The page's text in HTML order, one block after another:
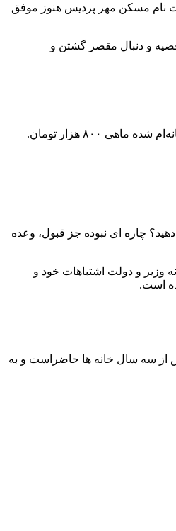
به جز حرف و حرافی چیست؟خروجی قابل رویت سازمان شما به غیر از خلف وعده چیست؟چرا بعداز ۴سال از ثبت نام مسکن مهر پردیس هنوز موفق
و دنبال مقصر گشتن و
هزار تومان.
چاره ای نبوده جز قبول، وعده
وزیر و دولت اشتباهات خود و
است.
مملکت اجرا شد لطفا از مسکن مهر پردیس و متقاضیان بحران زده گزارشی تهیه کنید مخصوصا فاز ۹ قدیم که بیش از سه سال خانه ها حاضراست و به